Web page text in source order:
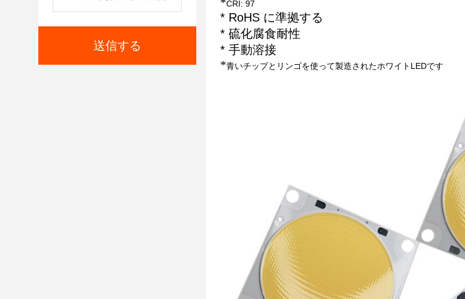
送信する
CRI: 97
* RoHS に準拠する
* 硫化腐食耐性
* 手動溶接
*青いチップとリンゴを使って製造されたホワイトLEDです